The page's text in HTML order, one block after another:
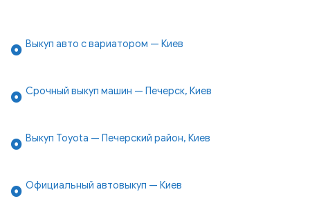
Выкуп авто с вариатором — Киев
Срочный выкуп машин — Печерск, Киев
Выкуп Toyota — Печерский район, Киев
Официальный автовыкуп — Киев